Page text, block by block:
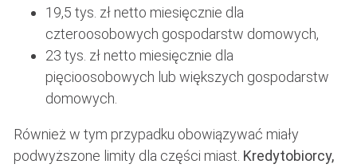
19,5 tys. zł netto miesięcznie dla
czteroosobowych gospodarstw domowych,
23 tys. zł netto miesięcznie dla
pięcioosobowych lub większych gospodarstw
domowych.
Również w tym przypadku obowiązywać miały
podwyższone limity dla części miast. Kredytobiorcy,